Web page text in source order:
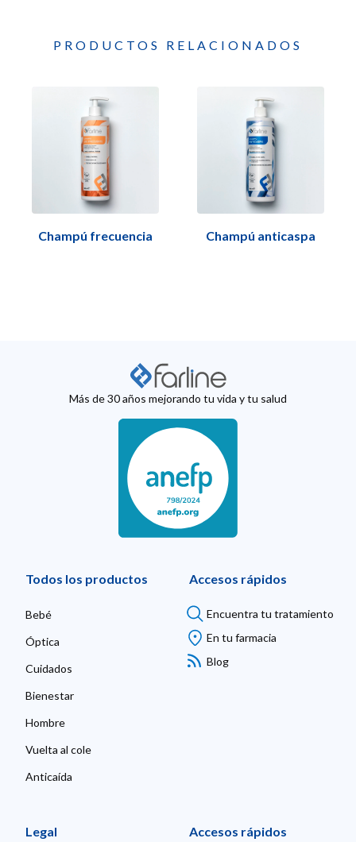
PRODUCTOS RELACIONADOS
Champú frecuencia Champú anticaspa
Más de 30 años mejorando tu vida y tu salud
Todos los productos
Bebé
Óptica
Cuidados
Bienestar
Hombre
Vuelta al cole
Anticaída
Accesos rápidos
Encuentra tu tratamiento
En tu farmacia
Blog
Legal Accesos rápidos